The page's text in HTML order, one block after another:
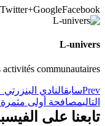
Facebook
Google+
Twitter
L-univers
communautaires
Prevسابقالنادي
التاليمصافحة أولى مثمرة
تابعنا على